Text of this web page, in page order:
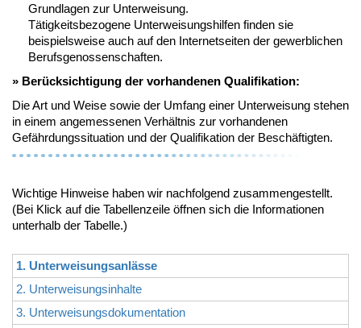
Grundlagen zur Unterweisung.
Tätigkeitsbezogene Unterweisungshilfen finden sie
beispielsweise auch auf den Internetseiten der gewerblichen
Berufsgenossenschaften.
» Berücksichtigung der vorhandenen Qualifikation:
Die Art und Weise sowie der Umfang einer Unterweisung stehen
in einem angemessenen Verhältnis zur vorhandenen
Gefährdungssituation und der Qualifikation der Beschäftigten.
Wichtige Hinweise haben wir nachfolgend zusammengestellt.
(Bei Klick auf die Tabellenzeile öffnen sich die Informationen
unterhalb der Tabelle.)
1. Unterweisungsanlässe
2. Unterweisungsinhalte
3. Unterweisungsdokumentation